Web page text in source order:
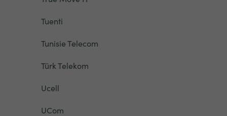
Tuenti
Tunisie Telecom
Türk Telekom
Ucell
UCom